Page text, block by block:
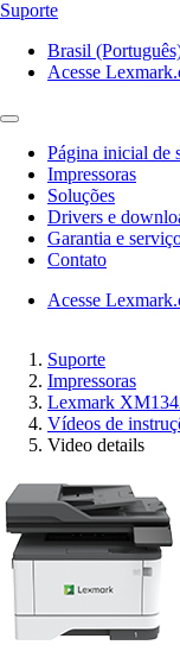
Suporte
Brasil
Acesse
Página inicial de
Impressoras
Soluções
Drivers e
Garantia e
Contato
Acesse
Suporte
Impressoras
Lexmark
Vídeos de
Video details